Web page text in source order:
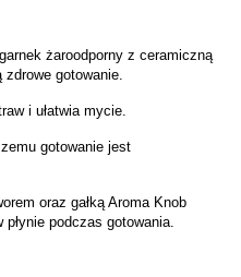
żaroodporny z ceramiczną
gotowanie.
i ułatwia mycie.
gotowanie jest
oraz gałką Aroma Knob
podczas gotowania.